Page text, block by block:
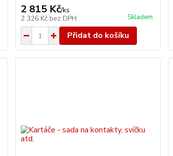
2 815 Kč/ks
2 326 Kč bez DPH Skladem
Přidat do košíku